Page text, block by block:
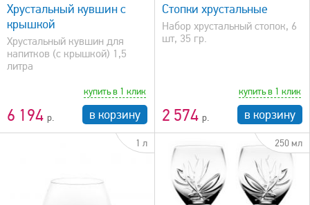
Хрустальный кувшин с
крышкой
Хрустальный кувшин для
напитков (с крышкой) 1,5
литра
6 194
купить в 1 клик
в корзину
Стопки хрустальные
Набор хрустальный стопок, 6
шт, 35 гр.
2 574
купить в 1 клик
в корзину
1 л 250 мл